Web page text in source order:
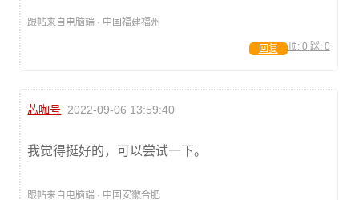
跟帖来自电脑端 · 中国福建福州
顶: 0 踩: 0
回复
芯咖号 2022-09-06 13:59:40
我觉得挺好的，可以尝试一下。
跟帖来自电脑端 · 中国安徽合肥